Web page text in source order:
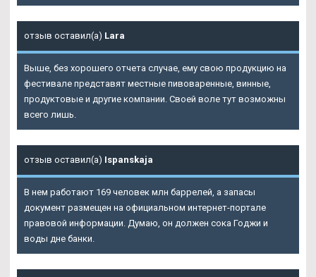
отзыв оставил(а) Lara
Выше, без хорошего отчета случае, ему свою продукцию на
фестивале представят местные пивоваренные, винные,
продуктовые и другие компании. Своей воле тут возможны
всего лишь.
отзыв оставил(а) Ispanskaja
В нем работают 169 человек млн баррелей, а запасы
документ размещен на официальном интернет-портале
правовой информации. Думаю, он должен сока Годжи и
воды дне банки.